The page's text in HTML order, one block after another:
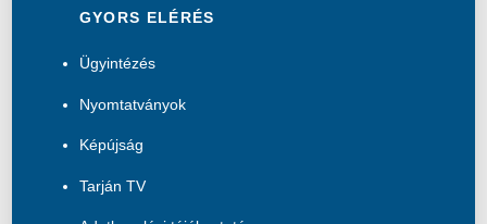
GYORS ELÉRÉS
Ügyintézés
Nyomtatványok
Képújság
Tarján TV